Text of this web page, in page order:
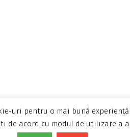
uri pentru o mai bună
de acord cu modul de utilizare a